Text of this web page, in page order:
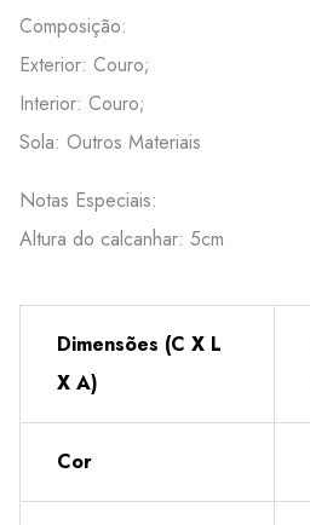
Composição:
Exterior: Couro;
Interior: Couro;
Sola: Outros Materiais
Notas Especiais:
Altura do calcanhar: 5cm
Dimensões (C X L
X A)
Cor